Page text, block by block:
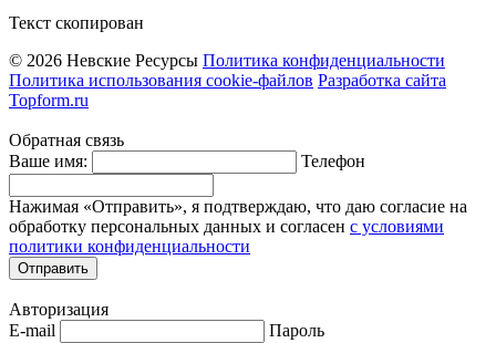
Текст скопирован
© 2026 Невские Ресурсы Политика конфиденциальности
Политика использования cookie-файлов Разработка сайта
Topform.ru
Обратная связь
Ваше имя:
Телефон
Нажимая «Отправить», я подтверждаю, что даю согласие на
обработку персональных данных и согласен с условиями
политики конфиденциальности
Отправить
Авторизация
E-mail
Пароль